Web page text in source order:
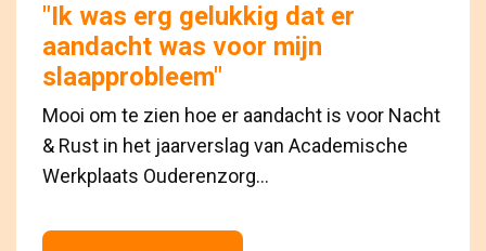
"Ik was erg gelukkig dat er
aandacht was voor mijn
slaapprobleem"
Mooi om te zien hoe er aandacht is voor Nacht
& Rust in het jaarverslag van Academische
Werkplaats Ouderenzorg...